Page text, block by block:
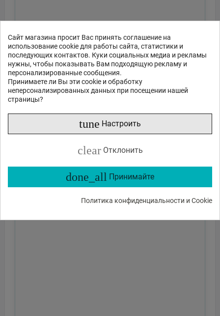
Сайт магазина просит Вас принять соглашение на
использование cookie для работы сайта, статистики и
последующих контактов. Куки социальных медиа и рекламы
нужны, чтобы показывать Вам подходящую рекламу и
персонализированные сообщения.
Принимаете ли Вы эти cookie и обработку
неперсонализированных данных при посещении нашей
страницы?
tune Настроить
clear Отклонить
done_all Принимайте
Политика конфиденциальности и Cookie